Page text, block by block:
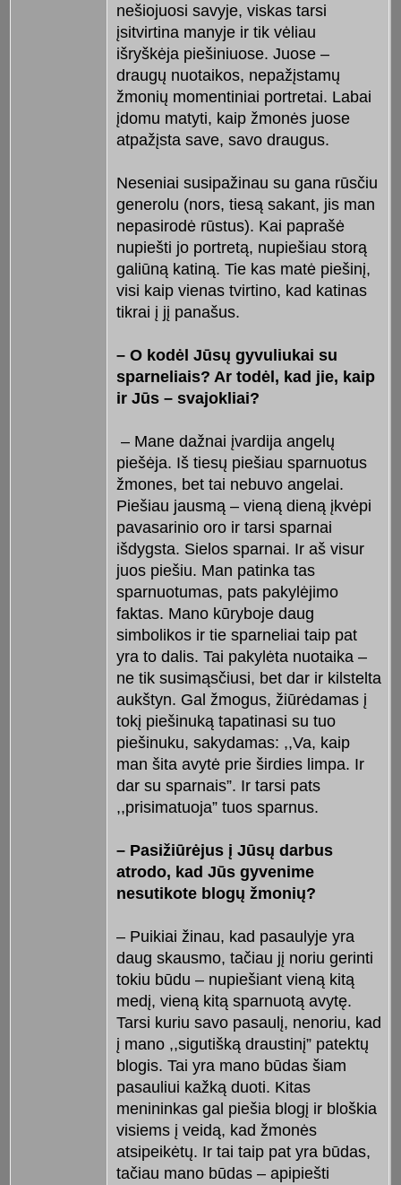
nešiojuosi savyje, viskas tarsi
įsitvirtina manyje ir tik vėliau
išryškėja piešiniuose. Juose –
draugų nuotaikos, nepažįstamų
žmonių momentiniai portretai. Labai
įdomu matyti, kaip žmonės juose
atpažįsta save, savo draugus.
Neseniai susipažinau su gana rūsčiu
generolu (nors, tiesą sakant, jis man
nepasirodė rūstus). Kai paprašė
nupiešti jo portretą, nupiešiau storą
galiūną katiną. Tie kas matė piešinį,
visi kaip vienas tvirtino, kad katinas
tikrai į jį panašus.
– O kodėl Jūsų gyvuliukai su
sparneliais? Ar todėl, kad jie, kaip
ir Jūs – svajokliai?
– Mane dažnai įvardija angelų
piešėja. Iš tiesų piešiau sparnuotus
žmones, bet tai nebuvo angelai.
Piešiau jausmą – vieną dieną įkvėpi
pavasarinio oro ir tarsi sparnai
išdygsta. Sielos sparnai. Ir aš visur
juos piešiu. Man patinka tas
sparnuotumas, pats pakylėjimo
faktas. Mano kūryboje daug
simbolikos ir tie sparneliai taip pat
yra to dalis. Tai pakylėta nuotaika –
ne tik susimąsčiusi, bet dar ir kilstelta
aukštyn. Gal žmogus, žiūrėdamas į
tokį piešinuką tapatinasi su tuo
piešinuku, sakydamas: ,,Va, kaip
man šita avytė prie širdies limpa. Ir
dar su sparnais”. Ir tarsi pats
,,prisimatuoja” tuos sparnus.
– Pasižiūrėjus į Jūsų darbus
atrodo, kad Jūs gyvenime
nesutikote blogų žmonių?
– Puikiai žinau, kad pasaulyje yra
daug skausmo, tačiau jį noriu gerinti
tokiu būdu – nupiešiant vieną kitą
medį, vieną kitą sparnuotą avytę.
Tarsi kuriu savo pasaulį, nenoriu, kad
į mano ,,sigutišką draustinį” patektų
blogis. Tai yra mano būdas šiam
pasauliui kažką duoti. Kitas
menininkas gal piešia blogį ir bloškia
visiems į veidą, kad žmonės
atsipeikėtų. Ir tai taip pat yra būdas,
tačiau mano būdas – apipiešti